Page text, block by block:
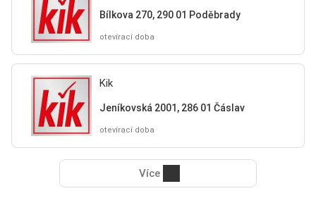
Bílkova 270, 290 01 Poděbrady
otevírací doba
Kik
Jeníkovská 2001, 286 01 Čáslav
otevírací doba
Více